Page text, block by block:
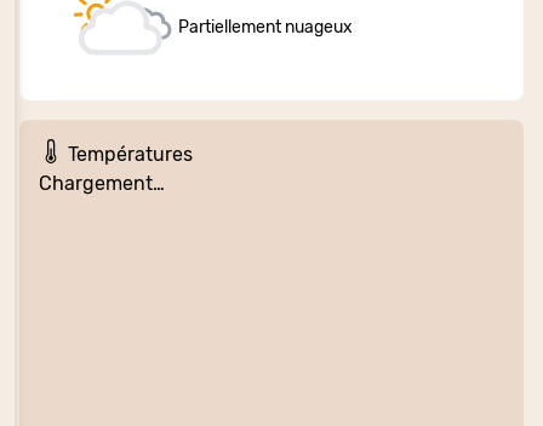
Partiellement nuageux
Températures
Chargement…